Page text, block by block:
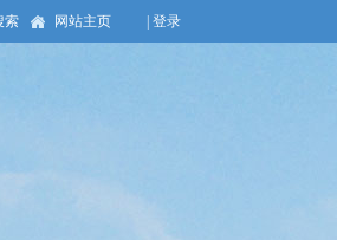
索 网站主页 | 登录